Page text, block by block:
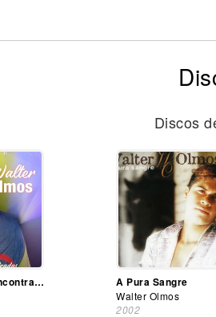
Discos
Grabaciones Encontradas A Pura Sangre
Walter Olmos
2002